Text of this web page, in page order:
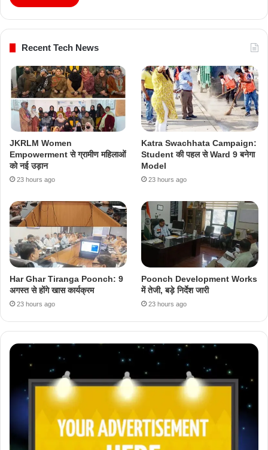
Recent Tech News
JKRLM Women
Empowerment से ग्रामीण महिलाओं
को नई उड़ान
23 hours ago
Katra Swachhata Campaign:
Student की पहल से Ward 9 बनेगा
Model
23 hours ago
Har Ghar Tiranga Poonch: 9
अगस्त से होंगे खास कार्यक्रम
23 hours ago
Poonch Development Works
में तेजी, बड़े निर्देश जारी
23 hours ago